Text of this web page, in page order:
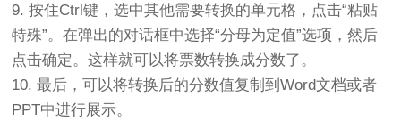
9. 按住Ctrl键，选中其他需要转换的单元格，点击“粘贴
特殊”。在弹出的对话框中选择“分母为定值”选项，然后
点击确定。这样就可以将票数转换成分数了。
10. 最后，可以将转换后的分数值复制到Word文档或者
PPT中进行展示。